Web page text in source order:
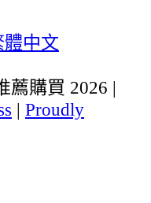
體中文
薦購買 2026 |
| Proudly